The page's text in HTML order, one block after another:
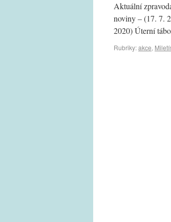
Aktuální
noviny – (17. 7.
2020) Úterní
Rubriky:akce,